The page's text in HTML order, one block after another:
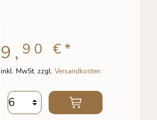
inkl. MwSt. zzgl. Versandkosten
9, 90 €*